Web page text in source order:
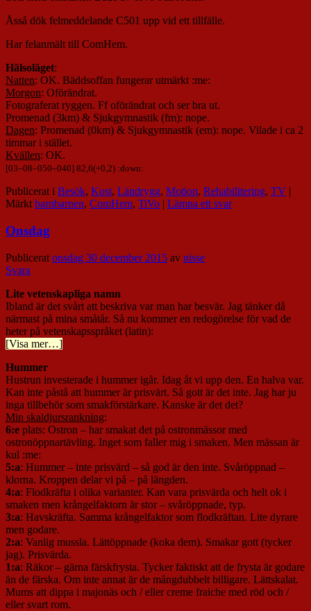
Åsså dök felmeddelande C501 upp vid ett tillfälle.
Har felanmält till ComHem.
Hälsoläget:
Natten: OK. Bäddsoffan fungerar utmärkt :me:
Morgon: Oförändrat.
Fotograferat ryggen. Ff oförändrat och ser bra ut.
Promenad (3km) & Sjukgymnastik (fm): nope.
Dagen: Promenad (0km) & Sjukgymnastik (em): nope. Vilade i ca 2
timmar i stället.
Kvällen: OK.
[03–08–050–040] 82,6(+0,2) :down:
Publicerat i Besök, Kost, Ländrygg, Motion, Rehabilitering, TV |
Märkt barnbarnen, ComHem, TiVo | Lämna ett svar
Onsdag
Publicerat onsdag 30 december 2015 av nisse
Svara
Lite vetenskapliga namn
Ibland är det svårt att beskriva var man har besvär. Jag tänker då
närmast på mina småtår. Så nu kommer en redogörelse för vad de
heter på vetenskapsspråket (latin):
[Visa mer…]
Hummer
Hustrun investerade i hummer igår. Idag åt vi upp den. En halva var.
Kan inte påstå att hummer är prisvärt. Så gott är det inte. Jag har ju
inga tillbehör som smakförstärkare. Kanske är det det?
Min skaldjursrankning:
6:e plats: Ostron – har smakat det på ostronmässor med
ostronöppnartävling. Inget som faller mig i smaken. Men mässan är
kul :me:
5:a: Hummer – inte prisvärd – så god är den inte. Svåröppnad –
klorna. Kroppen delar vi på – på längden.
4:a: Flodkräfta i olika varianter. Kan vara prisvärda och helt ok i
smaken men krångelfaktorn är stor – svåröppnade, typ.
3:a: Havskräfta. Samma krångelfaktor som flodkräftan. Lite dyrare
men godare.
2:a: Vanlig mussla. Lättöppnade (koka dem). Smakar gott (tycker
jag). Prisvärda.
1:a: Räkor – gärna färskfrysta. Tycker faktiskt att de frysta är godare
än de färska. Om inte annat är de mångdubbelt billigare. Lättskalat.
Mums att dippa i majonäs och / eller creme fraiche med röd och /
eller svart rom.